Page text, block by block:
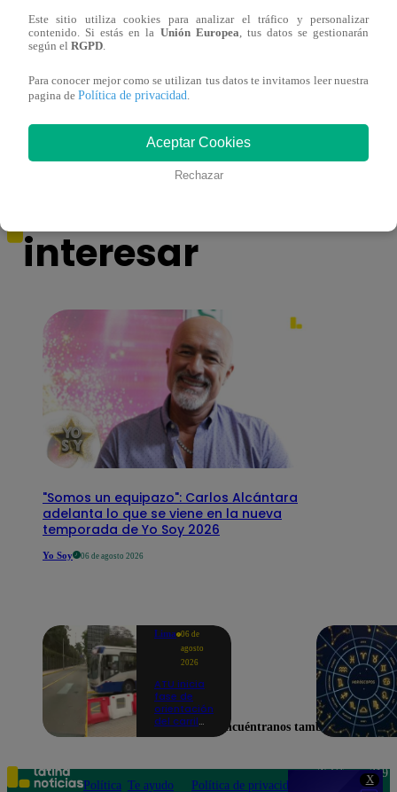
X
‘El Gran Chef Famosos’: cómo marcha la
repechaje
El
También te puede
interesar
"Somos un equipazo": Carlos Alcántara
adelanta lo que se viene en la nueva
temporada de Yo Soy 2026
Yo Soy 06 de agosto 2026
Lima 06 de
agosto
2026
ATU inicia
fase de
orientación
del carril
Azul en la
av.
Este sitio utiliza cookies para analizar el tráfico y personalizar
contenido. Si estás en la Unión Europea, tus datos se gestionarán
según el RGPD.
Para conocer mejor como se utilizan tus datos te invitamos leer nuestra
pagina de Política de privacidad.
Aceptar Cookies
Rechazar
Encuéntranos también en
Política Te ayudo Política de privacidad
Teléfono: 219